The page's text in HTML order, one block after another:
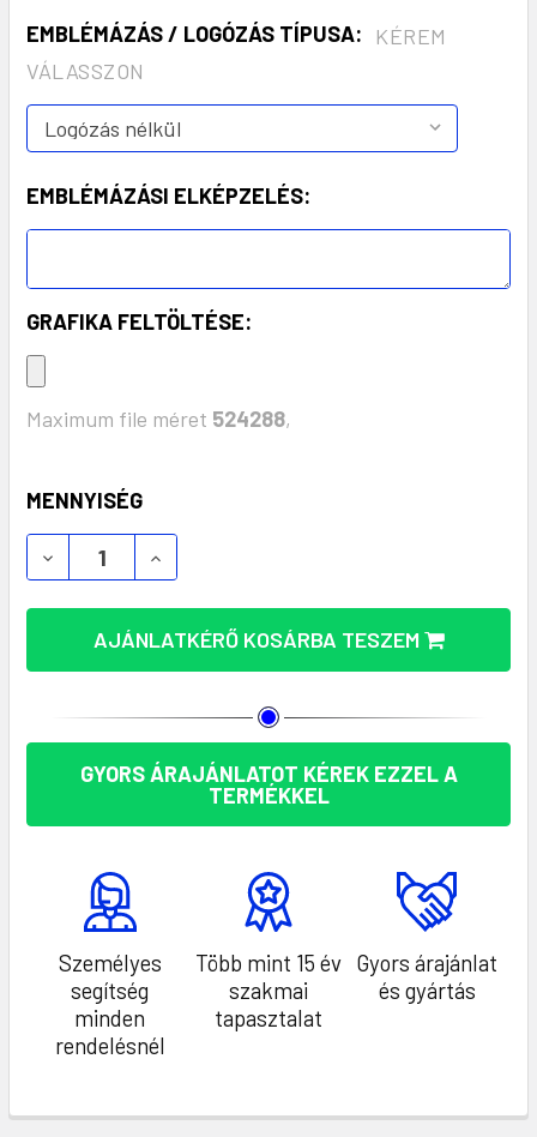
EMBLÉMÁZÁS / LOGÓZÁS TÍPUSA:
KÉREM
VÁLASSZON
EMBLÉMÁZÁSI ELKÉPZELÉS:
GRAFIKA FELTÖLTÉSE:
Maximum file méret 524288,
KÉSZLET:
MENNYISÉG
AJÁNLATKÉRŐ KOSÁRBA TESZEM
GYORS ÁRAJÁNLATOT KÉREK EZZEL A
TERMÉKKEL
Személyes
segítség
minden
rendelésnél
Több mint 15 év
szakmai
tapasztalat
Gyors árajánlat
és gyártás